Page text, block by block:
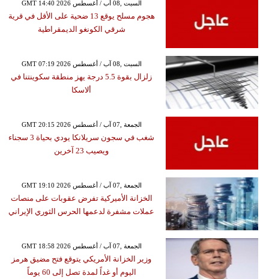
GMT 14:40 2026 السبت ,08 آب / أغسطس
هجوم مسلح يوقع 13 ضحية على الأقل في قرية
شرقي الكونغو الديمقراطية
GMT 07:19 2026 السبت ,08 آب / أغسطس
زلزال بقوة 5.5 درجة يهز منطقة سكوينتنا في
ألاسكا
GMT 20:15 2026 الجمعة ,07 آب / أغسطس
شغب في سجون سريلانكا يودي بحياة 3 سجناء
ويصيب 23 آخرين
GMT 19:10 2026 الجمعة ,07 آب / أغسطس
الخزانة الأميركية تفرض عقوبات على منصات
عملات مشفرة لدعمها الحرس الثوري الإيراني
GMT 18:58 2026 الجمعة ,07 آب / أغسطس
وزير الخزانة الأمريكي يتوقع فتح مضيق هرمز
اليوم أو غداً لمدة تصل إلى 60 يوماً